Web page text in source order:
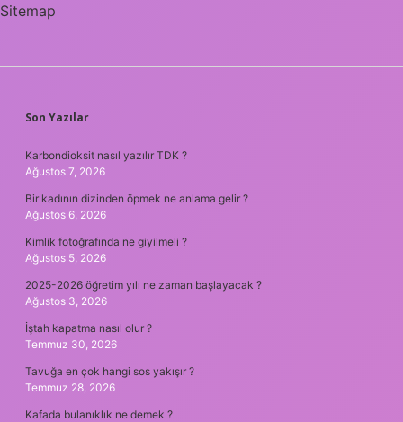
Sitemap
SIDEBAR
Son Yazılar
Karbondioksit nasıl yazılır TDK ?
Ağustos 7, 2026
Bir kadının dizinden öpmek ne anlama gelir ?
Ağustos 6, 2026
Kimlik fotoğrafında ne giyilmeli ?
Ağustos 5, 2026
2025-2026 öğretim yılı ne zaman başlayacak ?
Ağustos 3, 2026
İştah kapatma nasıl olur ?
Temmuz 30, 2026
Tavuğa en çok hangi sos yakışır ?
Temmuz 28, 2026
Kafada bulanıklık ne demek ?